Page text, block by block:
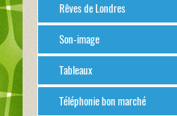
Rêves de Londres
Son-image
Tableaux
Téléphonie bon marché